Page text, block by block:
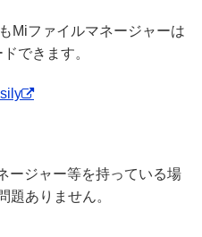
Miファイルマネージャーは
できます。
ージャー等を持っている場
題ありません。